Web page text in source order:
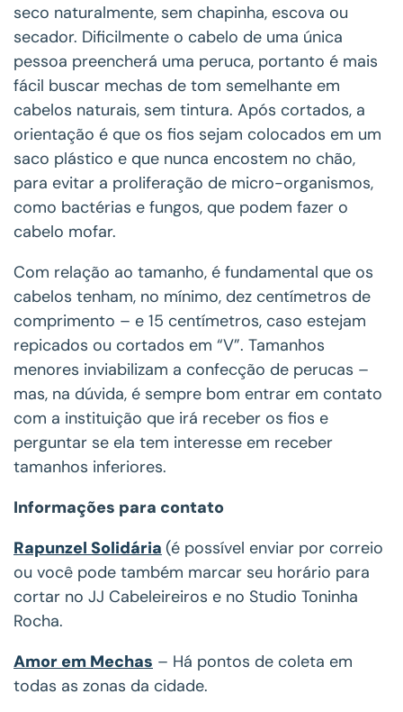
seco naturalmente, sem chapinha, escova ou
secador. Dificilmente o cabelo de uma única
pessoa preencherá uma peruca, portanto é mais
fácil buscar mechas de tom semelhante em
cabelos naturais, sem tintura. Após cortados, a
orientação é que os fios sejam colocados em um
saco plástico e que nunca encostem no chão,
para evitar a proliferação de micro-organismos,
como bactérias e fungos, que podem fazer o
cabelo mofar.
Com relação ao tamanho, é fundamental que os
cabelos tenham, no mínimo, dez centímetros de
comprimento – e 15 centímetros, caso estejam
repicados ou cortados em “V”. Tamanhos
menores inviabilizam a confecção de perucas –
mas, na dúvida, é sempre bom entrar em contato
com a instituição que irá receber os fios e
perguntar se ela tem interesse em receber
tamanhos inferiores.
Informações para contato
Rapunzel Solidária (é possível enviar por correio
ou você pode também marcar seu horário para
cortar no JJ Cabeleireiros e no Studio Toninha
Rocha.
Amor em Mechas – Há pontos de coleta em
todas as zonas da cidade.